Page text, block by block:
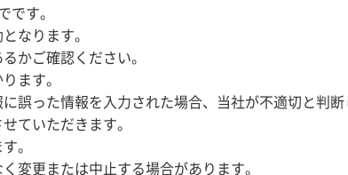
す。
なります。
かご確認ください。
ます。
誤った情報を入力された場合、当社が不適切と判断
ていただきます。
。
変更または中止する場合があります。